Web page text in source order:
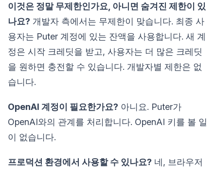
이것은 정말 무제한인가요, 아니면 숨겨진 제한이 있
나요? 개발자 측에서는 무제한이 맞습니다. 최종 사
용자는 Puter 계정에 있는 잔액을 사용합니다. 새 계
정은 시작 크레딧을 받고, 사용자는 더 많은 크레딧
을 원하면 충전할 수 있습니다. 개발자별 제한은 없
습니다.
OpenAI 계정이 필요한가요? 아니요. Puter가
OpenAI와의 관계를 처리합니다. OpenAI 키를 볼 일
이 없습니다.
프로덕션 환경에서 사용할 수 있나요? 네, 브라우저